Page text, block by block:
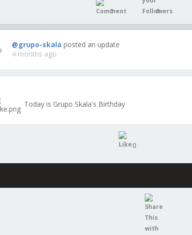
0 0
@grupo-skala posted an update
4 months ago
Today is Grupo Skala's Birthday
0